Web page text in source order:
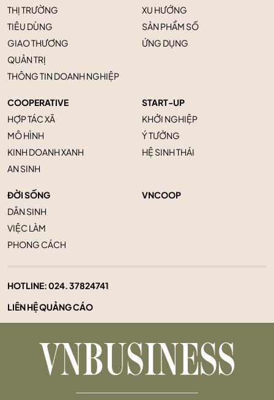
THỊ TRƯỜNG
TIÊU DÙNG
GIAO THƯƠNG
QUẢN TRỊ
THÔNG TIN DOANH NGHIỆP
XU HƯỚNG
SẢN PHẨM SỐ
ỨNG DỤNG
COOPERATIVE
HỢP TÁC XÃ
MÔ HÌNH
KINH DOANH XANH
AN SINH
START-UP
KHỞI NGHIỆP
Ý TƯỞNG
HỆ SINH THÁI
ĐỜI SỐNG
DÂN SINH
VIỆC LÀM
PHONG CÁCH
VNCOOP
HOTLINE:024. 37824741
LIÊN HỆ QUẢNG CÁO